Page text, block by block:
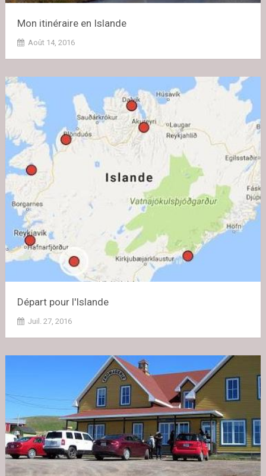
Mon itinéraire en Islande
Août 14, 2016
Départ pour l'Islande
Juil. 27, 2016